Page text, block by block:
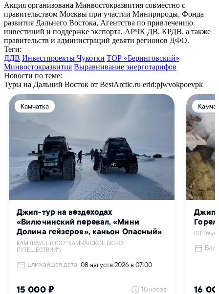
Акция организована Минвостокразвития совместно с
правительством Москвы при участии Минприроды, Фонда
развития Дальнего Востока, Агентства по привлечению
инвестиций и поддержке экспорта, АРЧК ДВ, КРДВ, а также
правительств и администраций девяти регионов ДФО.
Теги:
ДДВ Инвестпроекты Чукотки ТОР «Беринговский»
Минвостокразвития Выравнивание энерготарифов
Новости по теме:
Туры на Дальний Восток от BestArctic.ru erid:pjwvokpoevpk